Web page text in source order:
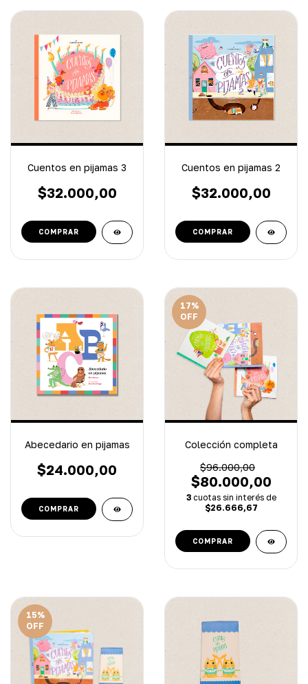
Cuentos en pijamas 3
$32.000,00
Cuentos en pijamas 2
$32.000,00
Abecedario en pijamas
$24.000,00
17%
OFF
Colección completa
$96.000,00
$80.000,00
3 cuotas sin interés de
$26.666,67
15%
OFF